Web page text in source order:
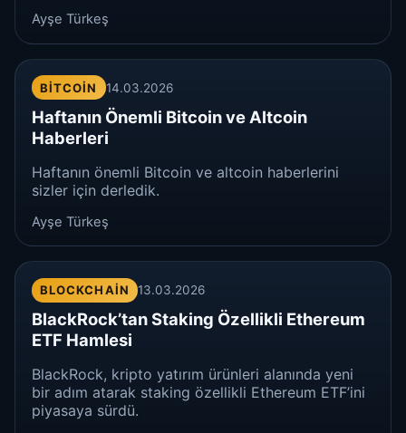
Ayşe Türkeş
BITCOIN 14.03.2026
Haftanın Önemli Bitcoin ve Altcoin
Haberleri
Haftanın önemli Bitcoin ve altcoin haberlerini
sizler için derledik.
Ayşe Türkeş
BLOCKCHAIN 13.03.2026
BlackRock’tan Staking Özellikli Ethereum
ETF Hamlesi
BlackRock, kripto yatırım ürünleri alanında yeni
bir adım atarak staking özellikli Ethereum ETF’ini
piyasaya sürdü.